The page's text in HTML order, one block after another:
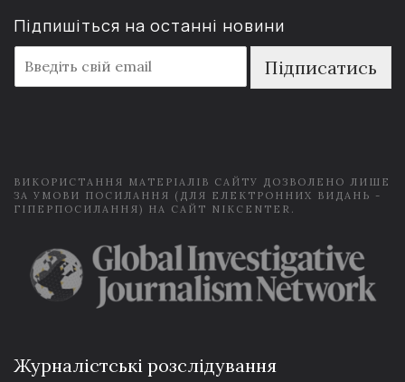
Підпишіться на останні новини
m
a
Підписатись
ВИКОРИСТАННЯ МАТЕРІАЛІВ САЙТУ ДОЗВОЛЕНО ЛИШЕ
ЗА УМОВИ ПОСИЛАННЯ (ДЛЯ ЕЛЕКТРОННИХ ВИДАНЬ -
ГІПЕРПОСИЛАННЯ) НА САЙТ NIKCENTER.
Журналістські розслідування